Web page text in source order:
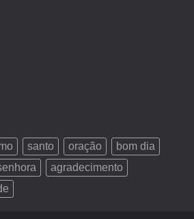
santo oração
bom dia
agradecimento